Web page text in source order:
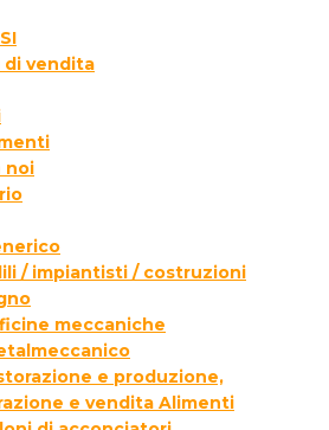
di vendita
noi
/ impiantisti / costruzioni
meccaniche
e produzione,
e vendita Alimenti